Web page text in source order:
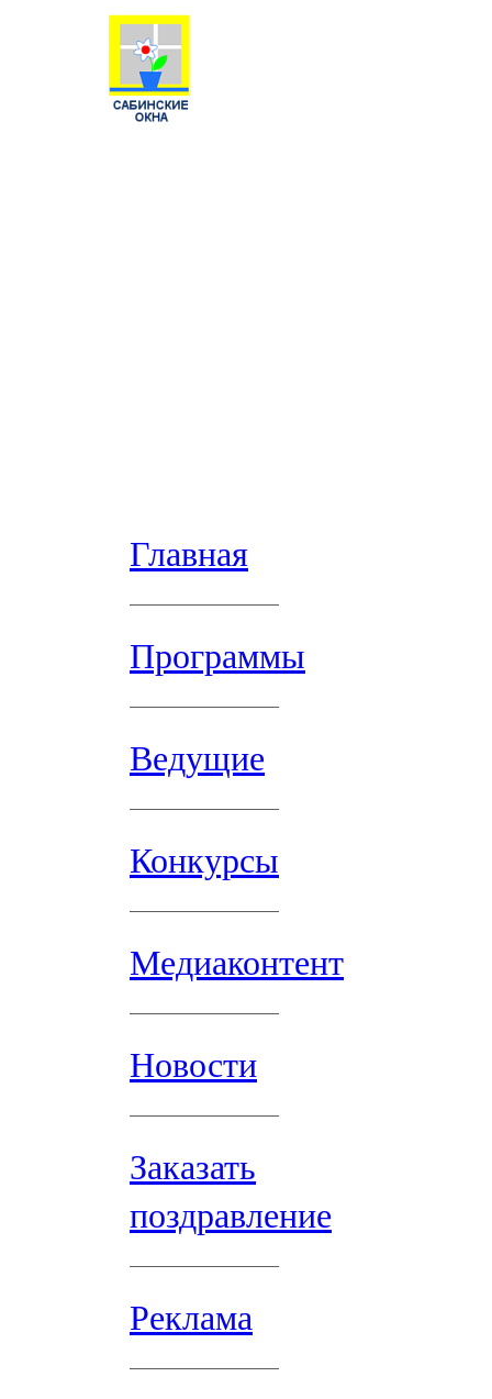
Главная
Программы
Ведущие
Конкурсы
Медиаконтент
Новости
Заказать
поздравление
Реклама